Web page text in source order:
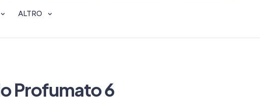
ALTRO
Profumato 6